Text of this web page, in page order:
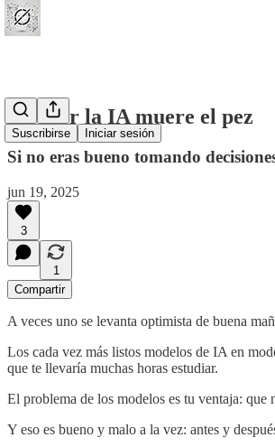
Suscribirse Iniciar sesión
#27 Por la IA muere el pez
Si no eras bueno tomando
jun 19, 2025
3
1
Compartir
A veces uno se levanta optimista de buena
Los cada vez más listos modelos de IA en
que te llevaría muchas horas estudiar.
El problema de los modelos es tu ventaja:
Y eso es bueno y malo a la vez: antes y